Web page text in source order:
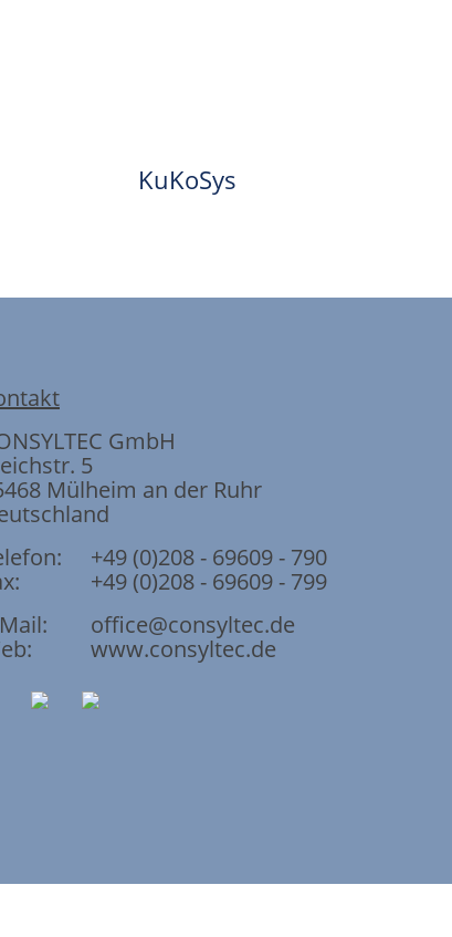
KuKoSys
GmbH
5
Mülheim an der Ruhr
+49 (0)208 - 69609 - 790
+49 (0)208 - 69609 - 799
office@consyltec.de
www.consyltec.de